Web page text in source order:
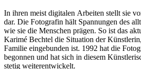
In ihren meist digitalen Arbeiten stellt sie
dar. Die Fotografin hält Spannungen des
wie sie die Menschen prägen. So ist das
Karimé Bechtel die Situation der
Familie eingebunden ist. 1992 hat die
begonnen und hat sich in diesem
stetig weiterentwickelt.